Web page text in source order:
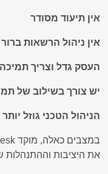
אין תיעוד מסודר
אין ניהול הרשאות ברור
העסק גדל וצריך
יש צורך בשילוב של
הניהול הטכני גוזל
את היציבות